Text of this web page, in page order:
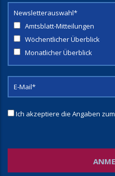
Newsletterauswahl*
Amtsblatt-Mitteilungen
Wöchentlicher Überblick
Monatlicher Überblick
Ich akzeptiere die Angaben zum